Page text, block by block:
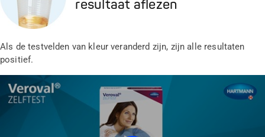
resultaat aflezen
Als de testvelden van kleur veranderd zijn, zijn alle resultaten
positief.